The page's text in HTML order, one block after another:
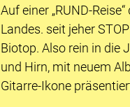
Auf einer „RUND-
Landes. seit jeher
Biotop. Also rein in die
und Hirn, mit neuem
Gitarre-Ikone